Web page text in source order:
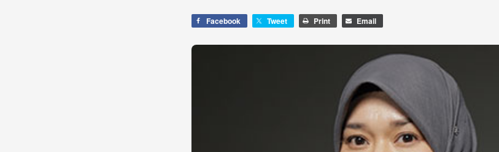
Facebook Tweet Print Email